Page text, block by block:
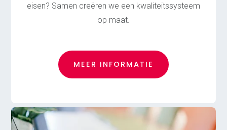
eisen? Samen creëren we een kwaliteitssysteem
op maat.
MEER INFORMATIE